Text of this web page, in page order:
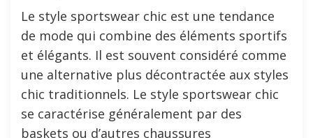
Le style sportswear chic est une tendance
de mode qui combine des éléments sportifs
et élégants. Il est souvent considéré comme
une alternative plus décontractée aux styles
chic traditionnels. Le style sportswear chic
se caractérise généralement par des
baskets ou d’autres chaussures